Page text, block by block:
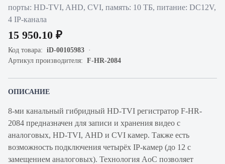
порты: HD-TVI, AHD, CVI, память: 10 ТБ, питание: DC12V,
4 IP-канала
15 950.10 ₽
Код товара: iD-00105983
Артикул производителя: F-HR-2084
ОПИСАНИЕ
8-ми канальный гибридный HD-TVI регистратор F-HR-
2084 предназначен для записи и хранения видео с
аналоговых, HD-TVI, AHD и CVI камер. Также есть
возможность подключения четырёх IP-камер (до 12 с
замещением аналоговых). Технология AoC позволяет